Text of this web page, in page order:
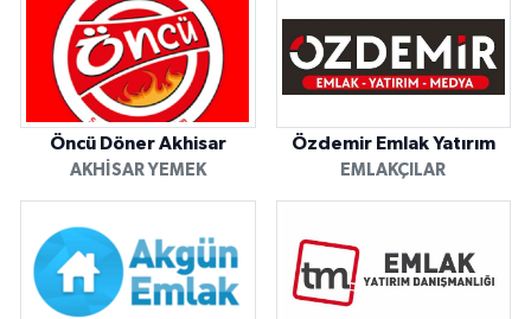
Öncü Döner Akhisar
AKHISAR YEMEK
Özdemir Emlak Yatırım
EMLAKÇILAR